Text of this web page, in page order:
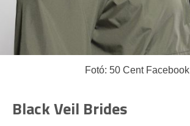
Fotó: 50 Cent Facebook
Black Veil Brides